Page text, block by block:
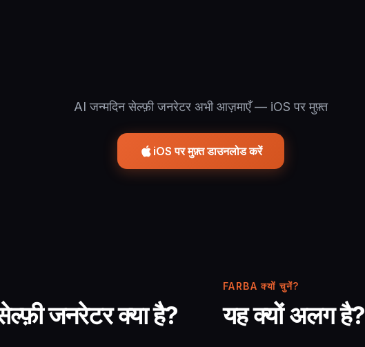
AI जन्मदिन सेल्फ़ी जनरेटर अभी आज़माएँ — iOS पर मुफ़्त
iOS पर मुफ़्त डाउनलोड करें
जनरेटर क्या है?
FARBA क्यों चुनें?
यह क्यों अलग है?